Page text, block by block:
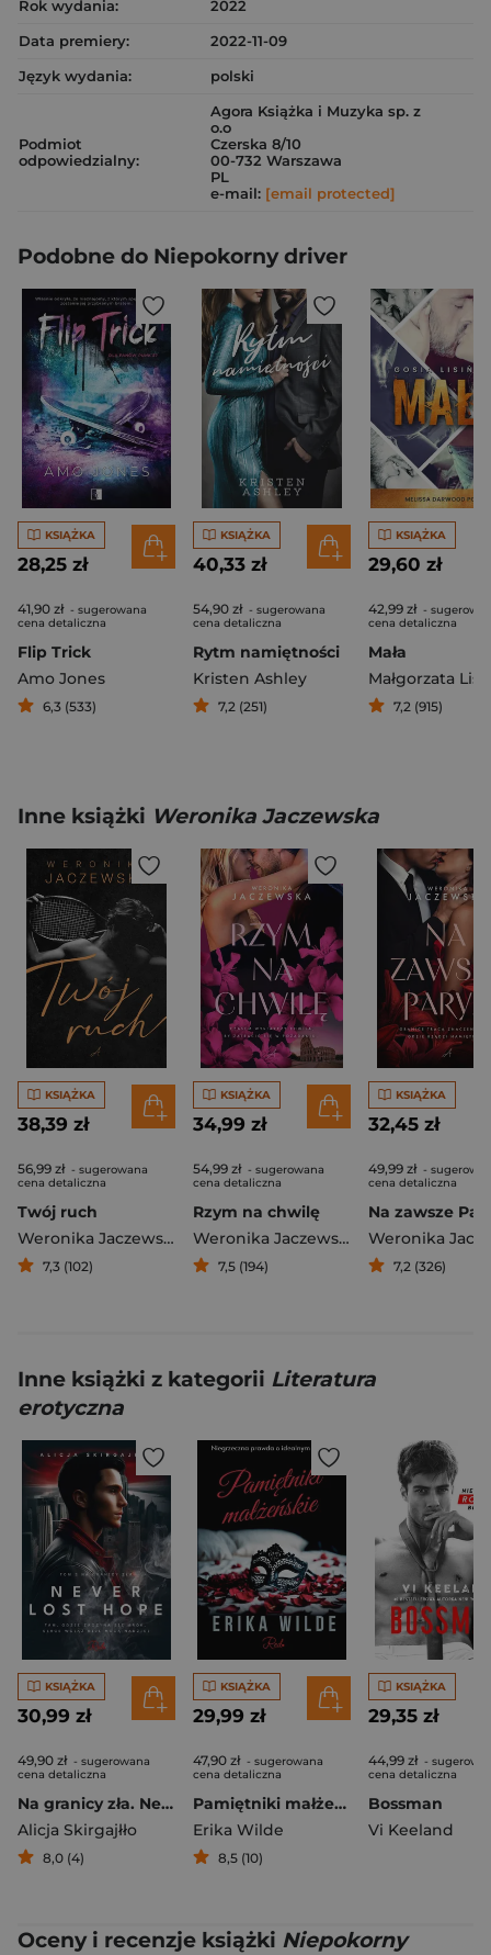
Rok wydania:
2022
Data premiery:
2022-11-09
Język wydania:
polski
Podmiot
odpowiedzialny:
Agora Książka i Muzyka sp. z
o.o
Czerska 8/10
00-732 Warszawa
PL
e-mail: [email protected]
Podobne do Niepokorny driver
KSIĄŻKA
28,25 zł
41,90 zł - sugerowana
cena detaliczna
Flip Trick
Amo Jones
6,3 (533)
KSIĄŻKA
40,33 zł
54,90 zł - sugerowana
cena detaliczna
Rytm namiętności
Kristen Ashley
7,2 (251)
KSIĄŻKA
29,60 zł
42,99 zł -
cena detaliczna
Mała
Małgorzata
7,2 (915)
Inne książki Weronika Jaczewska
KSIĄŻKA
38,39 zł
56,99 zł - sugerowana
cena detaliczna
Twój ruch
Weronika Jaczewska
7,3 (102)
KSIĄŻKA
34,99 zł
54,99 zł - sugerowana
cena detaliczna
Rzym na chwilę
Weronika Jaczewska
7,5 (194)
KSIĄŻKA
32,45 zł
49,99 zł -
cena detaliczna
Na zawsze
7,2 (326)
Inne książki z kategorii Literatura
erotyczna
KSIĄŻKA
30,99 zł
49,90 zł - sugerowana
cena detaliczna
Na granicy zła. Never Lost Hope. Tom 2
Alicja Skirgajłło
8,0 (4)
KSIĄŻKA
29,99 zł
47,90 zł - sugerowana
cena detaliczna
Pamiętniki małżeńskie
Erika Wilde
8,5 (10)
KSIĄŻKA
29,35 zł
44,99 zł -
cena detaliczna
Bossman
Vi Keeland
Oceny i recenzje książki Niepokorny